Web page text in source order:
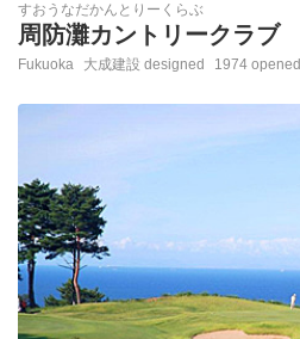
すおうなだかんとりーくらぶ
周防灘カントリークラブ
Fukuoka 大成建設 designed 1974 opened